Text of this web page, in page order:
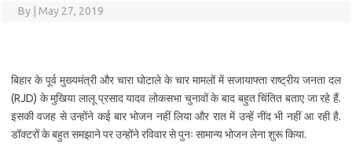
By May 27, 2019
बिहार के पूर्व मुख्यमंत्री और चारा घोटाले के चार मामलों में सजायाफ्ता राष्ट्रीय जनता दल
(RJD) के मुखिया लालू प्रसाद यादव लोकसभा चुनावों के बाद बहुत चिंतित बताए जा रहे हैं.
इसकी वजह से उन्होंने कई बार भोजन नहीं लिया और रात में उन्हें नींद भी नहीं आ रही है.
डॉक्टरों के बहुत समझाने पर उन्होंने रविवार से पुनः सामान्य भोजन लेना शुरू किया.